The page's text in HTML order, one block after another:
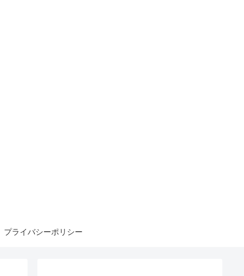
プライバシーポリシー